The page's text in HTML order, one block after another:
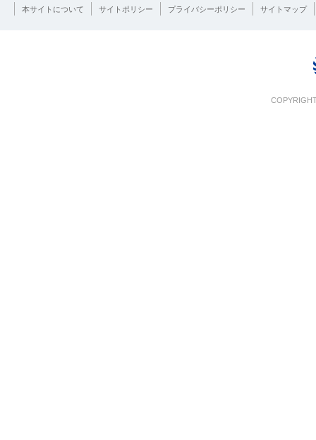
本サイトについて サイトポリシー プライバシーポリシー サイトマップ